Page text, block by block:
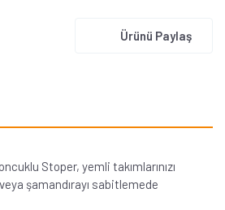
Ürünü Paylaş
Stoper, yemli takımlarınızı
şamandırayı sabitlemede